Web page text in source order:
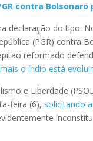
contra
declaração do tipo.
(PGR) contra
reformado
o índio está
e Liberdade
feira (6), solicitando